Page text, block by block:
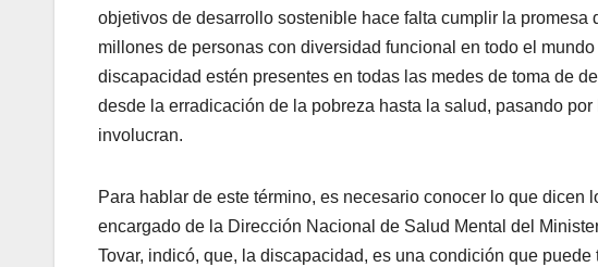
objetivos de desarrollo sostenible hace falta cumplir la
millones de personas con diversidad funcional en todo el
discapacidad estén presentes en todas las medes de toma de
desde la erradicación de la pobreza hasta la salud, pasando
involucran.
Para hablar de este término, es necesario conocer lo que
encargado de la Dirección Nacional de Salud Mental del
Tovar, indicó, que, la discapacidad, es una condición que